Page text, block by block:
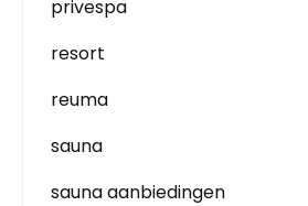
privespa
resort
reuma
sauna
sauna aanbiedingen